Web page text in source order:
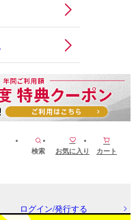
検索 お気に入り カート
ログイン/発行する